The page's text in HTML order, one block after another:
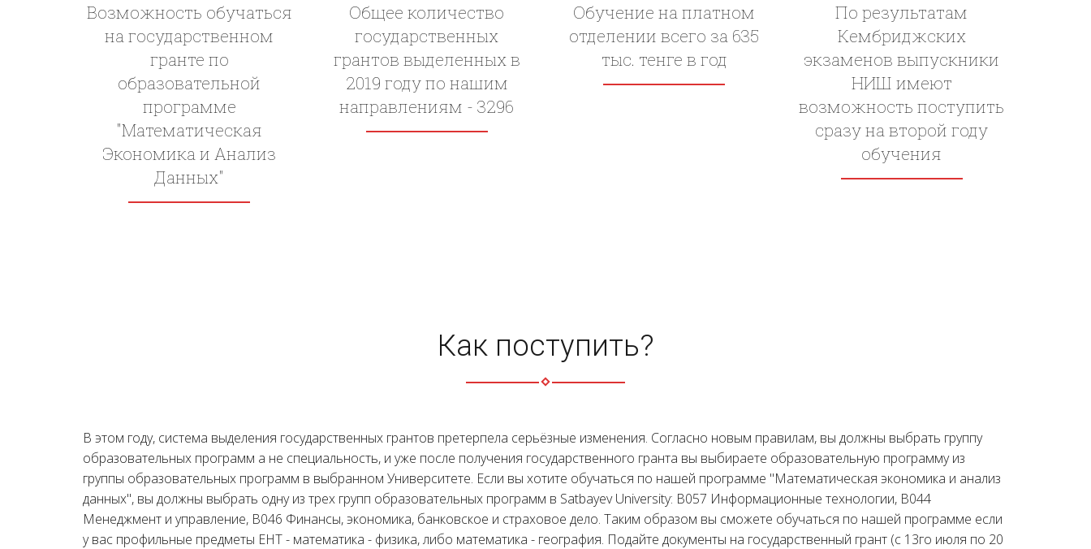
Возможность обучаться
на государственном
гранте по
образовательной
программе
"Математическая
Экономика и Анализ
Данных"
Общее количество
государственных
грантов выделенных в
2019 году по нашим
направлениям - 3296
Обучение на платном
отделении всего за 635
тыс. тенге в год
По результатам
Кембриджских
экзаменов выпускники
НИШ имеют
возможность поступить
сразу на второй году
обучения
Как поступить?
В этом году, система выделения государственных грантов претерпела серьёзные изменения. Согласно новым правилам, вы должны выбрать группу
образовательных программ а не специальность, и уже после получения государственного гранта вы выбираете образовательную программу из
группы образовательных программ в выбранном Университете. Если вы хотите обучаться по нашей программе "Математическая экономика и анализ
данных", вы должны выбрать одну из трех групп образовательных программ в Satbayev University: B057 Информационные технологии, B044
Менеджмент и управление, B046 Финансы, экономика, банковское и страховое дело. Таким образом вы сможете обучаться по нашей программе если
у вас профильные предметы ЕНТ - математика - физика, либо математика - география. Подайте документы на государственный грант (с 13го июля по 20